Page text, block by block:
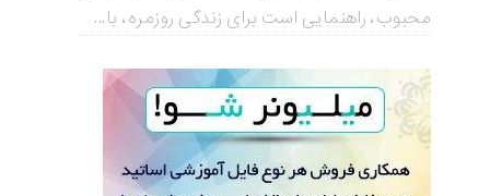
محبوب، راهنمایی است برای زندگی روزمره، با...